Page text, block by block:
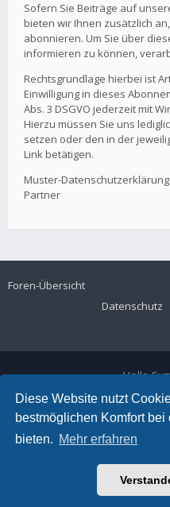
Diese Website nutzt
bestmöglichen Komfort bei
bieten. Mehr erfahren
Sofern Sie Beiträge auf
bieten wir Ihnen zusätzlich
abonnieren. Um Sie über
informieren zu können,
Rechtsgrundlage hierbei ist
Einwilligung in dieses
Abs. 3 DSGVO jederzeit mit
Hierzu müssen Sie uns
setzen oder den in der
Link betätigen.
Muster-
Partner
Foren-Übersicht
Datenschutz
Volla
Kölner
42897
Telefon:
E-Mail:
Ariki